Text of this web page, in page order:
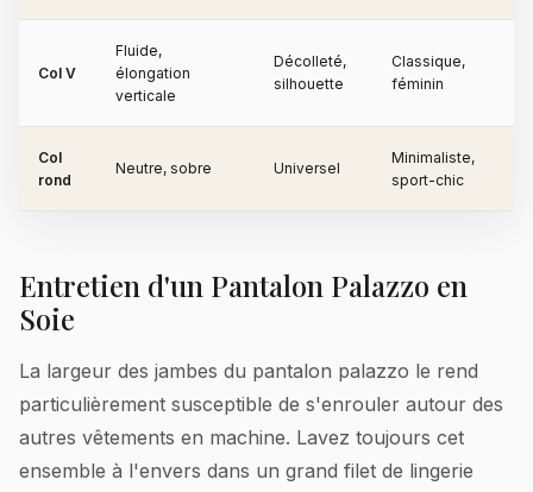
Col V
Fluide,
élongation
verticale
Décolleté,
silhouette
Classique,
féminin
Col
rond
Neutre, sobre Universel
Minimaliste,
sport-chic
Entretien d'un Pantalon Palazzo en
Soie
La largeur des jambes du pantalon palazzo le rend
particulièrement susceptible de s'enrouler autour des
autres vêtements en machine. Lavez toujours cet
ensemble à l'envers dans un grand filet de lingerie